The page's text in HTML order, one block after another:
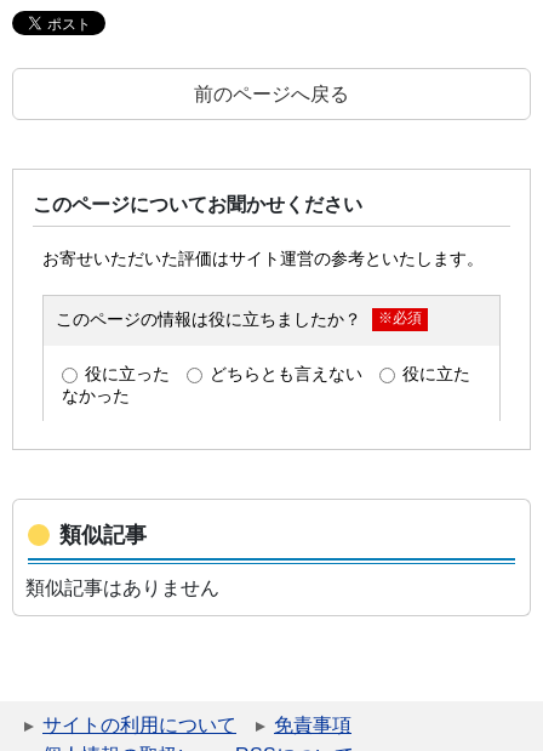
前のページへ戻る
このページについてお聞かせください
類似記事
類似記事はありません
サイトの利用について
免責事項